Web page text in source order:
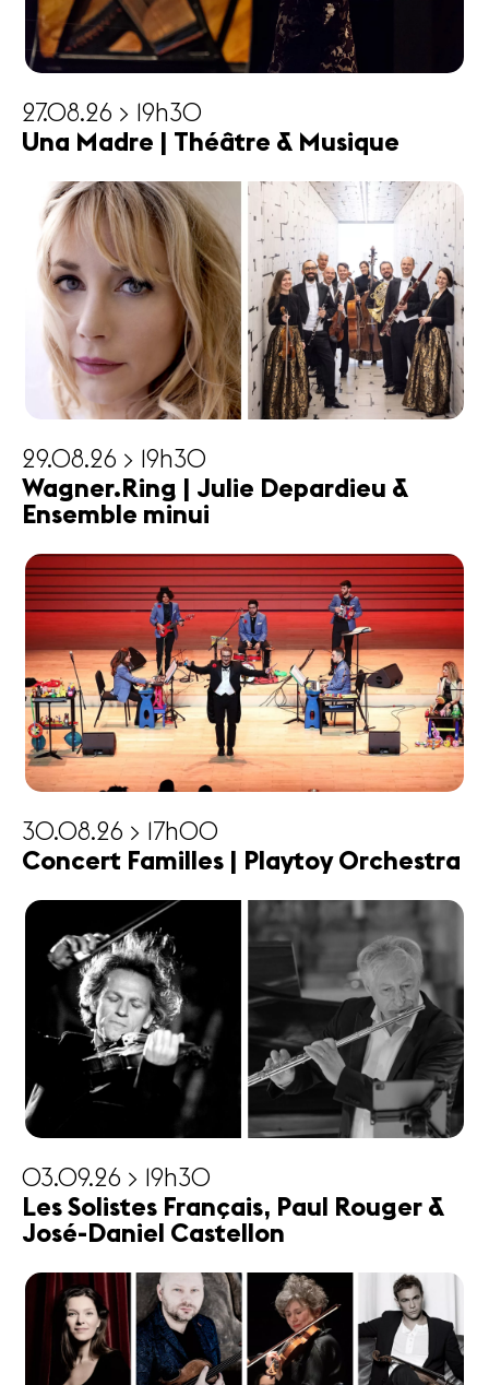
27.08.26 > 19h30
Una Madre | Théâtre & Musique
29.08.26 > 19h30
Wagner.Ring | Julie Depardieu &
Ensemble minui
30.08.26 > 17h00
Concert Familles | Playtoy Orchestra
03.09.26 > 19h30
Les Solistes Français, Paul Rouger &
José-Daniel Castellon